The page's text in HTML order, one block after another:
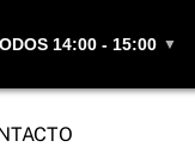
14:00 - 15:00 ▼